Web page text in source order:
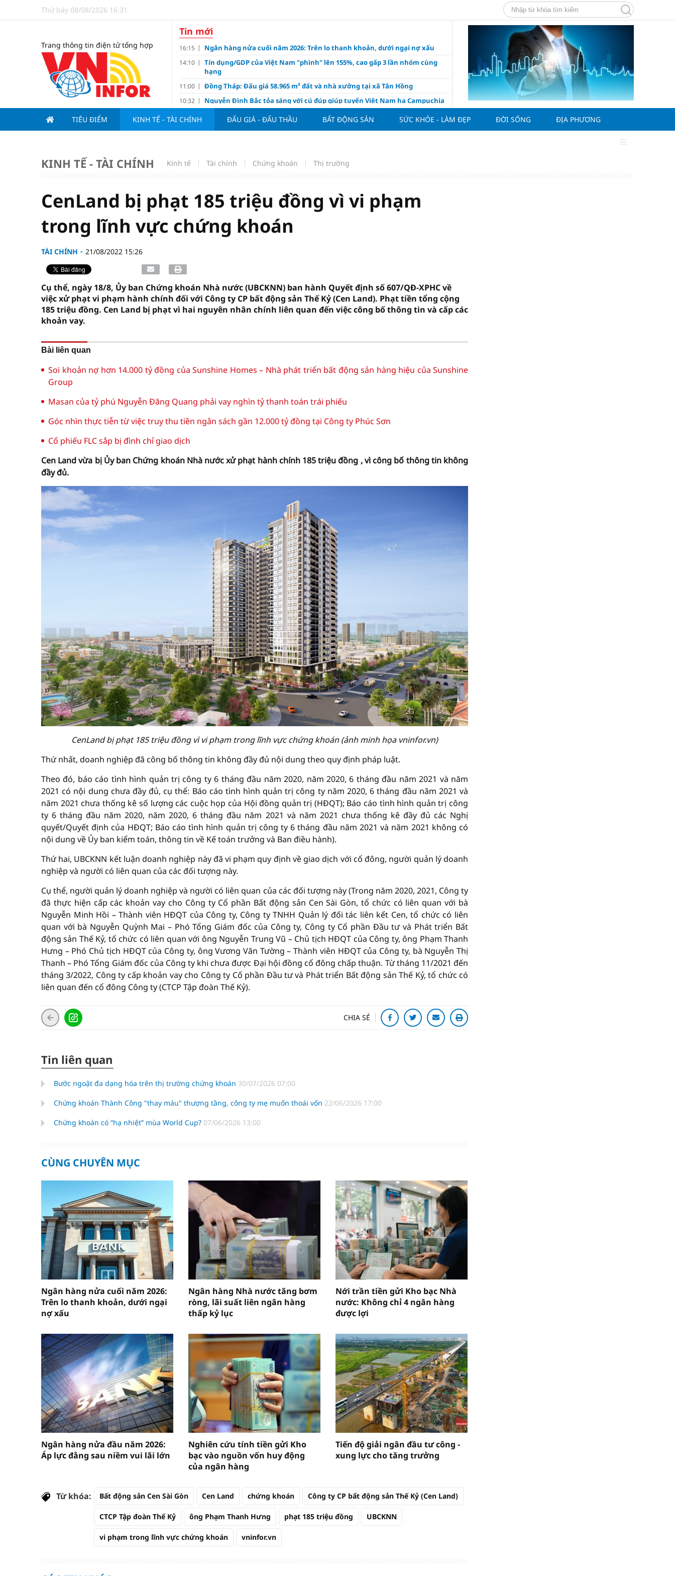
Thứ bảy 08/08/2026 16:31
Trang thông tin điện tử tổng hợp
Tin mới
16:15 Ngân hàng nửa cuối năm 2026: Trên lo thanh khoản, dưới ngại nợ xấu
14:10
Tín dụng/GDP của Việt Nam "phình" lên 155%, cao gấp 3 lần nhóm cùng
hạng
11:00 Đồng Tháp: Đấu giá 58.965 m² đất và nhà xưởng tại xã Tân Hồng
10:32
Nguyễn Đình Bắc tỏa sáng với cú đúp giúp tuyển Việt Nam hạ Campuchia
3-1 ở ASEAN Cup 2026
10:23 Giá vàng hôm nay 8/8: Vàng thế giới "nhảy vọt"
07:00 Nới trần tiền gửi Kho bạc Nhà nước: Không chỉ 4 ngân hàng được lợi
doanh thuận lợi
17:10 Ngân hàng nửa đầu năm 2026: Áp lực đằng sau niềm vui lãi lớn
TIÊU ĐIỂM KINH TẾ - TÀI CHÍNH ĐẤU GIÁ - ĐẤU THẦU BẤT ĐỘNG SẢN SỨC KHỎE - LÀM ĐẸP ĐỜI SỐNG ĐỊA PHƯƠNG
KINH TẾ - TÀI CHÍNH Kinh tế Tài chính Chứng khoán Thị trường
CenLand bị phạt 185 triệu đồng vì vi phạm
trong lĩnh vực chứng khoán
TÀI CHÍNH 21/08/2022 15:26
Cụ thể, ngày 18/8, Ủy ban Chứng khoán Nhà nước (UBCKNN) ban hành Quyết định số 607/QĐ-XPHC về
việc xử phạt vi phạm hành chính đối với Công ty CP bất động sản Thế Kỷ (Cen Land). Phạt tiền tổng cộng
185 triệu đồng. Cen Land bị phạt vì hai nguyên nhân chính liên quan đến việc công bố thông tin và cấp các
khoản vay.
Bài liên quan
Soi khoản nợ hơn 14.000 tỷ đồng của Sunshine Homes – Nhà phát triển bất động sản hàng hiệu của Sunshine
Group
Masan của tỷ phú Nguyễn Đăng Quang phải vay nghìn tỷ thanh toán trái phiếu
Góc nhìn thực tiễn từ việc truy thu tiền ngân sách gần 12.000 tỷ đồng tại Công ty Phúc Sơn
Cổ phiếu FLC sắp bị đình chỉ giao dịch
Cen Land vừa bị Ủy ban Chứng khoán Nhà nước xử phạt hành chính 185 triệu đồng , vì công bố thông tin không
đầy đủ.
CenLand bị phạt 185 triệu đồng vì vi phạm trong lĩnh vực chứng khoán (ảnh minh họa vninfor.vn)
Thứ nhất, doanh nghiệp đã công bố thông tin không đầy đủ nội dung theo quy định pháp luật.
Theo đó, báo cáo tình hình quản trị công ty 6 tháng đầu năm 2020, năm 2020, 6 tháng đầu năm 2021 và năm
2021 có nội dung chưa đầy đủ, cụ thể: Báo cáo tình hình quản trị công ty năm 2020, 6 tháng đầu năm 2021 và
năm 2021 chưa thống kê số lượng các cuộc họp của Hội đồng quản trị (HĐQT); Báo cáo tình hình quản trị công
ty 6 tháng đầu năm 2020, năm 2020, 6 tháng đầu năm 2021 và năm 2021 chưa thống kê đầy đủ các Nghị
quyết/Quyết định của HĐQT; Báo cáo tình hình quản trị công ty 6 tháng đầu năm 2021 và năm 2021 không có
nội dung về Ủy ban kiểm toán, thông tin về Kế toán trưởng và Ban điều hành).
Thứ hai, UBCKNN kết luận doanh nghiệp này đã vi phạm quy định về giao dịch với cổ đông, người quản lý doanh
nghiệp và người có liên quan của các đối tượng này.
Cụ thể, người quản lý doanh nghiệp và người có liên quan của các đối tượng này (Trong năm 2020, 2021, Công ty
đã thực hiện cấp các khoản vay cho Công ty Cổ phần Bất động sản Cen Sài Gòn, tổ chức có liên quan với bà
Nguyễn Minh Hồi – Thành viên HĐQT của Công ty, Công ty TNHH Quản lý đối tác liên kết Cen, tổ chức có liên
quan với bà Nguyễn Quỳnh Mai – Phó Tổng Giám đốc của Công ty, Công ty Cổ phần Đầu tư và Phát triển Bất
động sản Thế Kỷ, tổ chức có liên quan với ông Nguyễn Trung Vũ – Chủ tịch HĐQT của Công ty, ông Phạm Thanh
Hưng – Phó Chủ tịch HĐQT của Công ty, ông Vương Văn Tường – Thành viên HĐQT của Công ty, bà Nguyễn Thị
Thanh – Phó Tổng Giám đốc của Công ty khi chưa được Đại hội đồng cổ đông chấp thuận. Từ tháng 11/2021 đến
tháng 3/2022, Công ty cấp khoản vay cho Công ty Cổ phần Đầu tư và Phát triển Bất động sản Thế Kỷ, tổ chức có
liên quan đến cổ đông Công ty (CTCP Tập đoàn Thế Kỷ).
CHIA SẺ
Tin liên quan
Bước ngoặt đa dạng hóa trên thị trường chứng khoán 30/07/2026 07:00
Chứng khoán Thành Công "thay máu" thượng tầng, công ty mẹ muốn thoái vốn 22/06/2026 17:00
Chứng khoán có “hạ nhiệt” mùa World Cup? 07/06/2026 13:00
CÙNG CHUYÊN MỤC
Ngân hàng nửa cuối năm 2026:
Trên lo thanh khoản, dưới ngại
nợ xấu
Ngân hàng Nhà nước tăng bơm
ròng, lãi suất liên ngân hàng
thấp kỷ lục
Nới trần tiền gửi Kho bạc Nhà
nước: Không chỉ 4 ngân hàng
được lợi
Ngân hàng nửa đầu năm 2026:
Áp lực đằng sau niềm vui lãi lớn
Nghiên cứu tính tiền gửi Kho
bạc vào nguồn vốn huy động
của ngân hàng
Tiến độ giải ngân đầu tư công -
xung lực cho tăng trưởng
Từ khóa: Bất động sản Cen Sài Gòn Cen Land chứng khoán Công ty CP bất động sản Thế Kỷ (Cen Land)
CTCP Tập đoàn Thế Kỷ ông Phạm Thanh Hưng phạt 185 triệu đồng UBCKNN
vi phạm trong lĩnh vực chứng khoán vninfor.vn